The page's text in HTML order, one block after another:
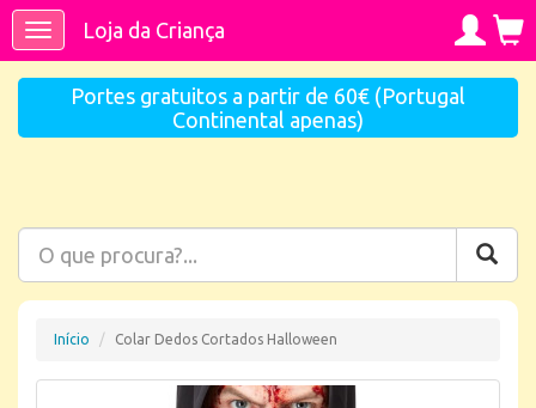
ToggleLoja da Criança
Portes gratuitos a partir de 60€ (Portugal
Continental apenas)
Início Colar Dedos Cortados Halloween